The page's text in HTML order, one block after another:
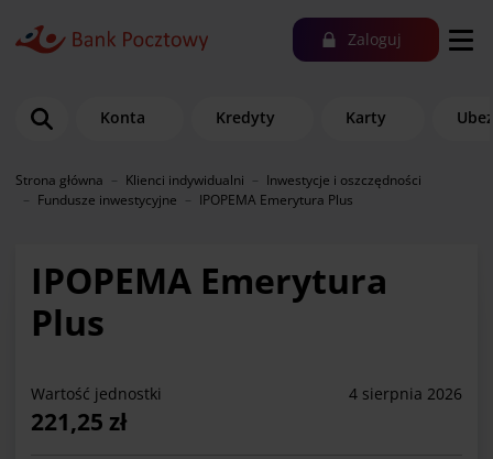
Zaloguj
Konta Kredyty Karty
Strona główna Klienci indywidualni
Inwestycje i oszczędności
Fundusze inwestycyjne
IPOPEMA Emerytura Plus
IPOPEMA Emerytura
Plus
Wartość jednostki 4 sierpnia 2026
221,25 zł